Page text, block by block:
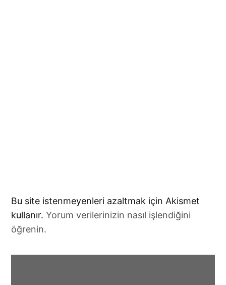
Bu site istenmeyenleri azaltmak için Akismet
kullanır.Yorum verilerinizin nasıl işlendiğini
öğrenin.